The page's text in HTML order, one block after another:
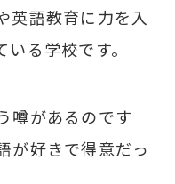
英語教育に力を入
る学校です。
噂があるのです
が好きで得意だっ